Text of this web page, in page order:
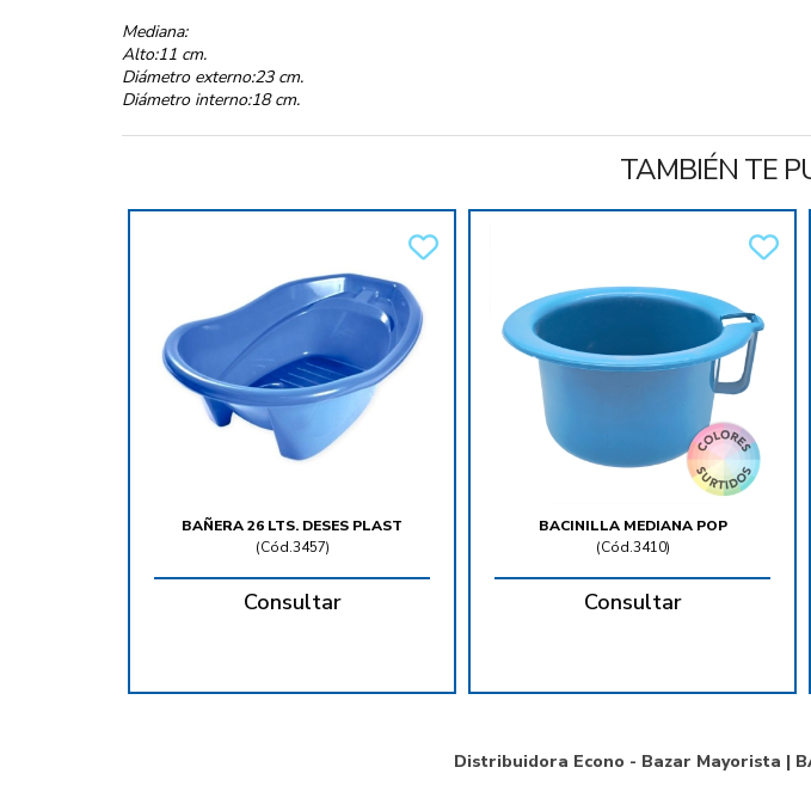
Mediana:
Alto:11 cm.
Diámetro externo:23 cm.
Diámetro interno:18 cm.
TAMBIÉN TE
BAÑERA 26 LTS. DESES PLAST
(Cód.3457)
Consultar
BACINILLA MEDIANA POP
(Cód.3410)
Consultar
Distribuidora Econo - Bazar Mayorista |